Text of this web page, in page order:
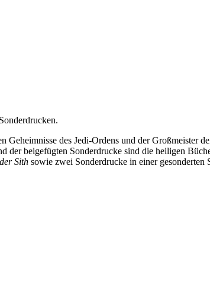
des Jedi-Ordens und der Großmeister
beigefügten Sonderdrucke sind die heiligen
Sith sowie zwei Sonderdrucke in einer gesonderten